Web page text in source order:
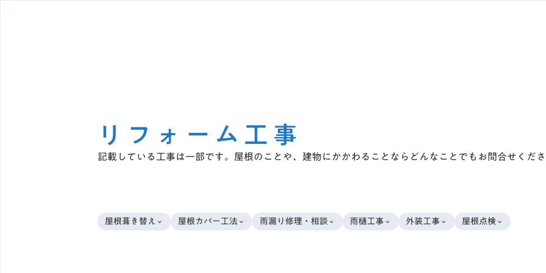
リフォーム工事
記載している工事は一部です。屋根のことや、建物にかかわることならどんなことでもお問合せくだ
屋根葺き替え keyboard_arrow_down 屋根カバー工法 keyboard_arrow_down 雨漏り修理・相談 keyboard_arrow_down 雨樋工事 keyboard_arrow_down 外装工事 keyboard_arrow_down 屋根点検 keyboard_arrow_down